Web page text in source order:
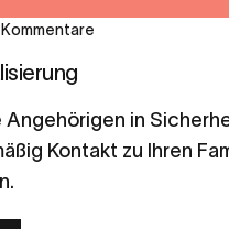
Angehörigen in
Kontakt zu Ihren